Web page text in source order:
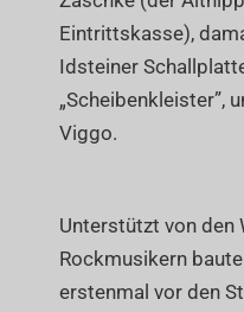
Eintrittskasse),
Idsteiner
„Scheibenkleister”,
Viggo.
Unterstützt von den
Rockmusikern
erstenmal vor den